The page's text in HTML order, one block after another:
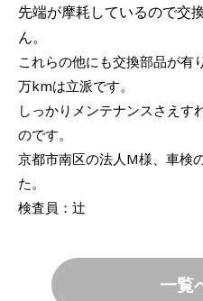
先端が摩耗しているので交
ん。
これらの他にも交換部品が有
万kmは立派です。
しっかりメンテナンスさえす
のです。
京都市南区の法人M様、車検
た。
検査員：辻
一覧